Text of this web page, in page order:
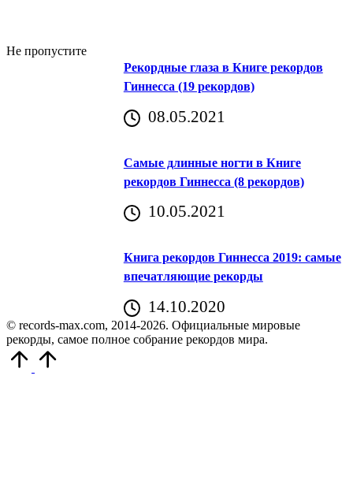
Не пропустите
Рекордные глаза в Книге рекордов
Гиннесса (19 рекордов)
08.05.2021
Самые длинные ногти в Книге
рекордов Гиннесса (8 рекордов)
10.05.2021
Книга рекордов Гиннесса 2019: самые
впечатляющие рекорды
14.10.2020
© records-max.com, 2014-2026. Официальные мировые
рекорды, самое полное собрание рекордов мира.